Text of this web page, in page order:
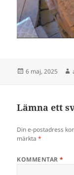
Postat
6 maj, 2025
Lämna ett
Din e-postadress
märkta*
KOMMENTAR*